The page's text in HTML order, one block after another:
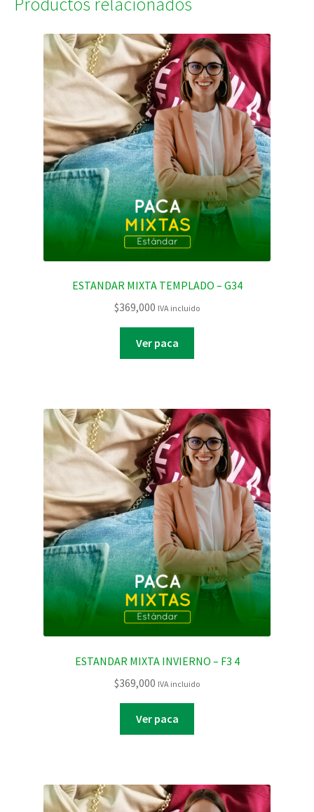
ESTANDAR MIXTA TEMPLADO – G34
$369,000 IVA incluido
Ver paca
ESTANDAR MIXTA INVIERNO – F3 4
$369,000 IVA incluido
Ver paca